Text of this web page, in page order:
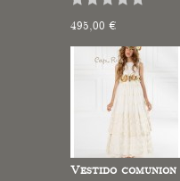
495,00 €
Vestido comunion